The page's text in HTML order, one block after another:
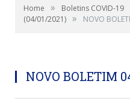
Home » Boletins COVID-19
(04/01/2021) » NOVO
NOVO BOLETIM